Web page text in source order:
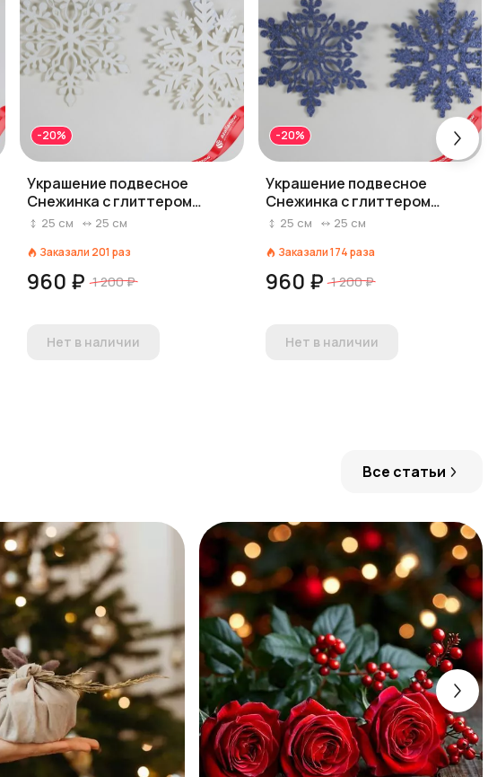
-20%
Украшение подвесное
Снежинка с глиттером
(дерево), 25х25см, белый,
25 см 25 см
Заказали 201 раз
960 ₽ 1 200 ₽
Нет в наличии
-20%
Украшение подвесное
Снежинка с глиттером
(дерево), 25х25см, синий,
25 см 25 см
Заказали174раза
960 ₽ 1 200 ₽
Нет в наличии
Все статьи